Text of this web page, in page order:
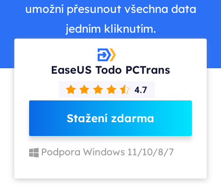
umožní přesunout všechna data
jedním kliknutím.
EaseUS Todo PCTrans
Stažení zdarma
Podpora Windows 11/10/8/7